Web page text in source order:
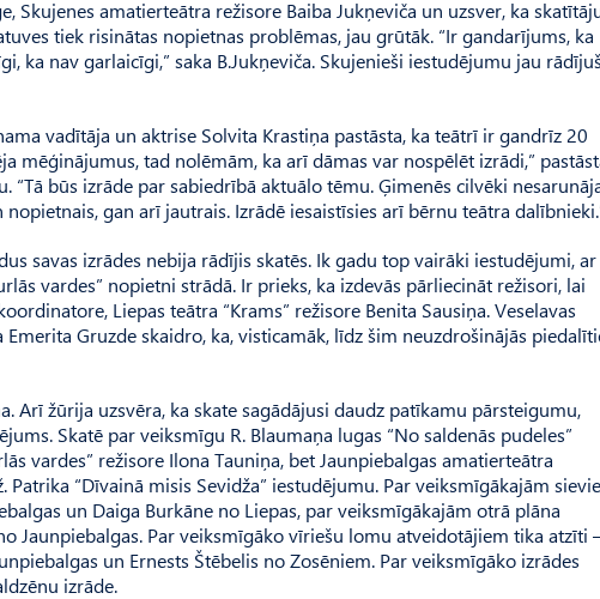
amatierteātra režisore Baiba Jukņeviča un uzsver, ka
tiek risinātas nopietnas problēmas, jau grūtāk. “Ir gandarījums, ka
ka nav garlaicīgi,” saka B.Jukņeviča. Skujenieši iestudējumu jau
vadītāja un aktrise Solvita Krastiņa pastāsta, ka teātrī ir gandrīz 20
mēģinājumus, tad nolēmām, ka arī dāmas var nospēlēt izrādi,”
būs izrāde par sabiedrībā aktuālo tēmu. Ģimenēs cilvēki
gan arī jautrais. Izrādē iesaistīsies arī bērnu teātra
savas izrādes nebija rādījis skatēs. Ik gadu top vairāki iestudējumi, ar
vardes” nopietni strādā. Ir prieks, ka izdevās pārliecināt režisori, lai
Liepas teātra “Krams” režisore Benita Sausiņa. Veselavas
Gruzde skaidro, ka, visticamāk, līdz šim neuzdrošinājās
Arī žūrija uzsvēra, ka skate sagādājusi daudz patīkamu pārsteigumu,
Skatē par veiksmīgu R. Blaumaņa lugas “No saldenās pudeles”
vardes” režisore Ilona Tauniņa, bet Jaunpiebalgas amatierteātra
“Dīvainā misis Sevidža” iestudējumu. Par veiksmīgākajām
un Daiga Burkāne no Liepas, par veiksmīgākajām otrā plāna
Jaunpiebalgas. Par veiksmīgāko vīriešu lomu atveidotājiem tika atzīti
un Ernests Štēbelis no Zosēniem. Par veiksmīgāko izrādes
izrāde.